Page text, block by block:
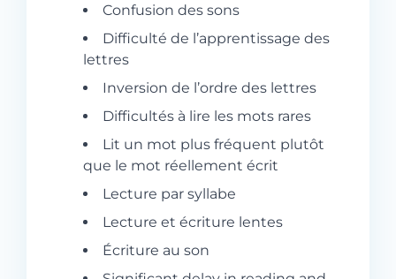
Confusion des sons
Difficulté de l’apprentissage des
lettres
Inversion de l’ordre des lettres
Difficultés à lire les mots rares
Lit un mot plus fréquent plutôt
que le mot réellement écrit
Lecture par syllabe
Lecture et écriture lentes
Écriture au son